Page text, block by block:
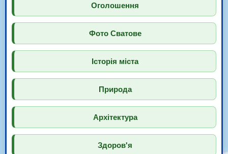
Оголошення
Фото Сватове
Історія міста
Природа
Архітектура
Здоров'я